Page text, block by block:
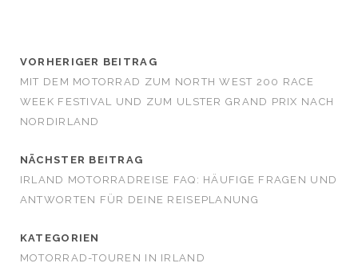
VORHERIGER BEITRAG
MIT DEM MOTORRAD ZUM NORTH WEST 200 RACE
WEEK FESTIVAL UND ZUM ULSTER GRAND PRIX NACH
NORDIRLAND
NÄCHSTER BEITRAG
IRLAND MOTORRADREISE FAQ: HÄUFIGE FRAGEN UND
ANTWORTEN FÜR DEINE REISEPLANUNG
KATEGORIEN
MOTORRAD-TOUREN IN IRLAND